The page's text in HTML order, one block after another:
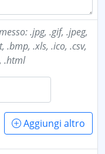
.jpg, .gif, .jpeg,
.bmp, .xls, .ico, .csv,
.html
Aggiungi altro